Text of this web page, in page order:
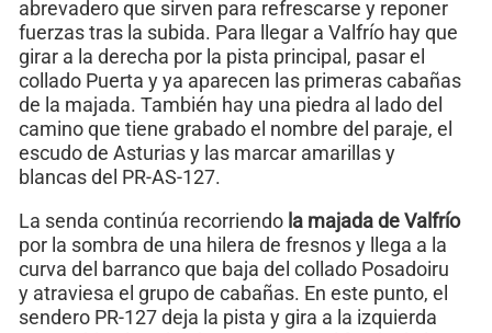
abrevadero que sirven para refrescarse y reponer
fuerzas tras la subida. Para llegar a Valfrío hay que
girar a la derecha por la pista principal, pasar el
collado Puerta y ya aparecen las primeras cabañas
de la majada. También hay una piedra al lado del
camino que tiene grabado el nombre del paraje, el
escudo de Asturias y las marcar amarillas y
blancas del PR-AS-127.
La senda continúa recorriendo la majada de Valfrío
por la sombra de una hilera de fresnos y llega a la
curva del barranco que baja del collado Posadoiru
y atraviesa el grupo de cabañas. En este punto, el
sendero PR-127 deja la pista y gira a la izquierda